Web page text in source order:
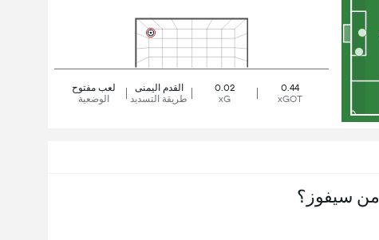
لعب مفتوح
الوضعية
القدم اليمنى
طريقة التسديد
0.02
xG
0.44
xGOT
من سيفوز؟